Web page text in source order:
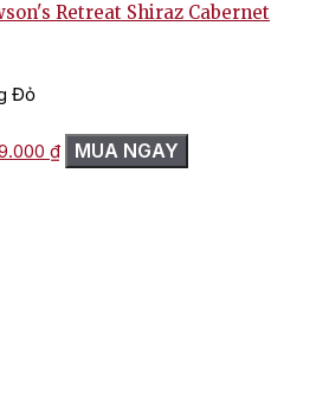
Retreat Shiraz Cabernet
Đỏ
₫Giá
hiện
MUA NGAY